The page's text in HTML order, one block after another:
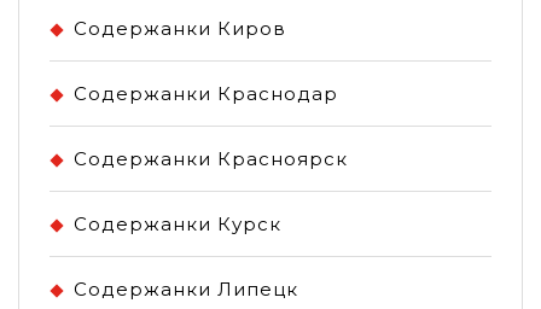
Содержанки Киров
Содержанки Краснодар
Содержанки Красноярск
Содержанки Курск
Содержанки Липецк